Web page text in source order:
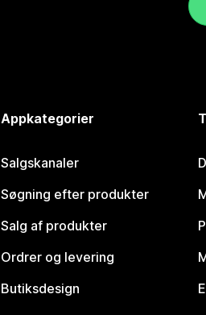
Appkategorier
Salgskanaler
Søgning efter produkter
Salg af produkter
Ordrer og levering
Butiksdesign